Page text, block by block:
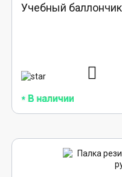
Учебный